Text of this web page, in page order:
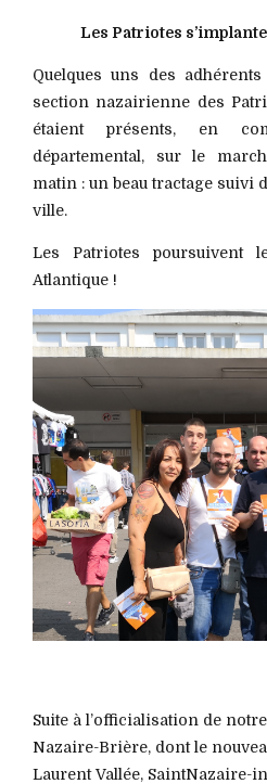
Les Patriotes
Quelques uns des
section nazairienne des
étaient présents, en
départemental, sur le
matin : un beau tractage suivi
ville.
Les Patriotes poursuivent
Atlantique !
Suite à l’officialisation de
Nazaire-Brière, dont le
Laurent Vallée, SaintNazaire-